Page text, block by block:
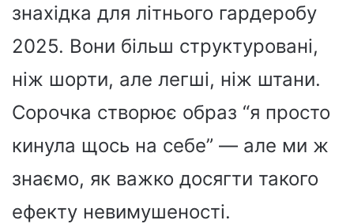
знахідка для літнього гардеробу
2025. Вони більш структуровані,
ніж шорти, але легші, ніж штани.
Сорочка створює образ “я просто
кинула щось на себе” — але ми ж
знаємо, як важко досягти такого
ефекту невимушеності.